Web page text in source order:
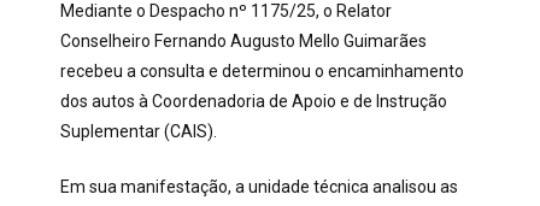
Mediante o Despacho nº 1175/25, o Relator
Conselheiro Fernando Augusto Mello Guimarães
recebeu a consulta e determinou o encaminhamento
dos autos à Coordenadoria de Apoio e de Instrução
Suplementar (CAIS).
Em sua manifestação, a unidade técnica analisou as